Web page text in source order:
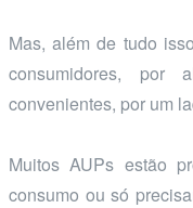
Mas, além de tudo
consumidores, por
convenientes, por um
Muitos AUPs estão
consumo ou só